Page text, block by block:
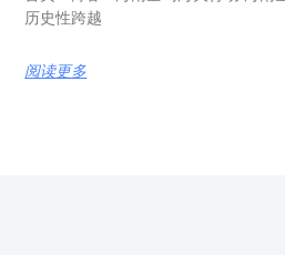
历史性跨越
阅读更多